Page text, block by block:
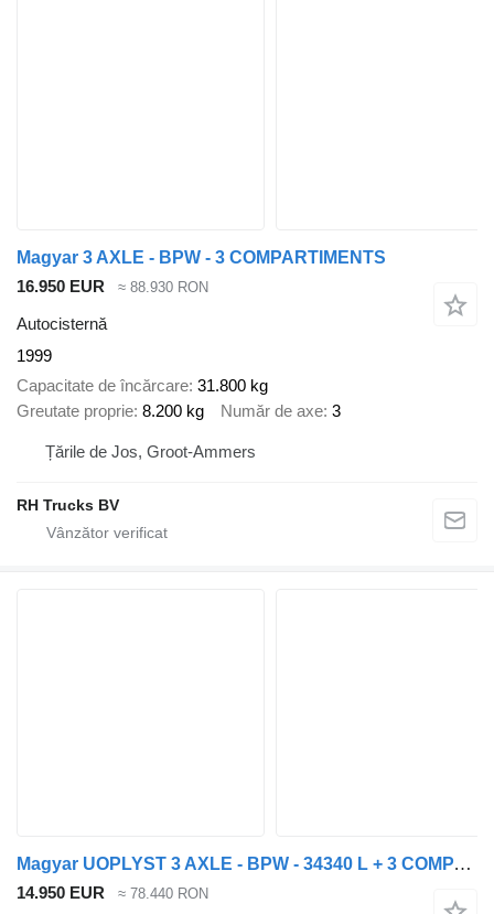
Magyar 3 AXLE - BPW - 3 COMPARTIMENTS
16.950 EUR
≈ 88.930 RON
Autocisternă
1999
Capacitate de încărcare 31.800 kg
Greutate proprie 8.200 kg Număr de axe 3
Țările de Jos, Groot-Ammers
RH Trucks BV
Magyar UOPLYST 3 AXLE - BPW - 34340 L + 3 COMPARTIMENTS
14.950 EUR ≈ 78.440 RON